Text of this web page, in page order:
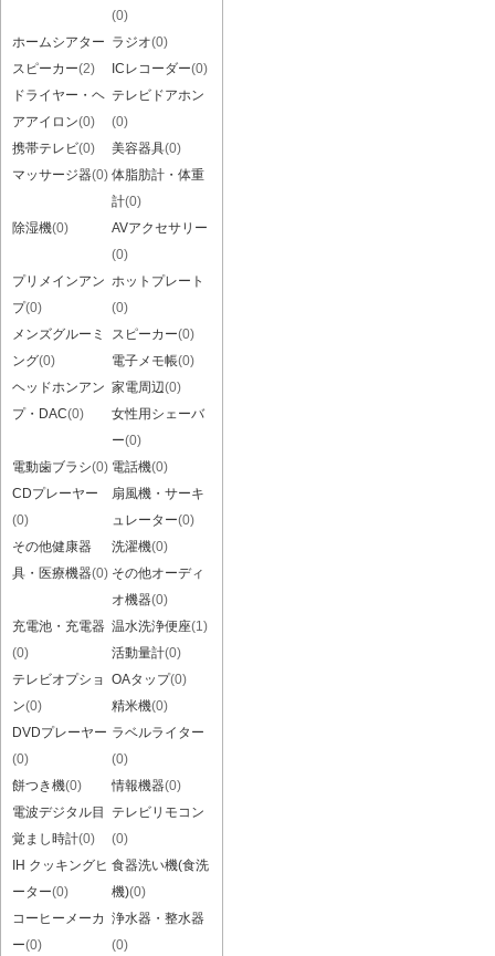
(0)
ホームシアター
スピーカー(2)
ラジオ(0)
ICレコーダー(0)
ドライヤー・ヘ
アアイロン(0)
テレビドアホン
(0)
携帯テレビ(0) 美容器具(0)
マッサージ器(0) 体脂肪計・体重
計(0)
除湿機(0)
AVアクセサリー
(0)
プリメインアン
プ(0)
ホットプレート
(0)
メンズグルーミ
ング(0)
スピーカー(0)
電子メモ帳(0)
ヘッドホンアン
プ・DAC(0)
家電周辺(0)
女性用シェーバ
ー(0)
電動歯ブラシ(0) 電話機(0)
CDプレーヤー
(0)
扇風機・サーキ
ュレーター(0)
その他健康器
具・医療機器(0)
洗濯機(0)
その他オーディ
オ機器(0)
充電池・充電器
(0)
温水洗浄便座(1)
活動量計(0)
テレビオプショ
ン(0)
OAタップ(0)
精米機(0)
DVDプレーヤー
(0)
ラベルライター
(0)
餅つき機(0) 情報機器(0)
電波デジタル目
覚まし時計(0)
テレビリモコン
(0)
IH クッキングヒ
ーター(0)
食器洗い機(食洗
機)(0)
コーヒーメーカ
ー(0)
浄水器・整水器
(0)